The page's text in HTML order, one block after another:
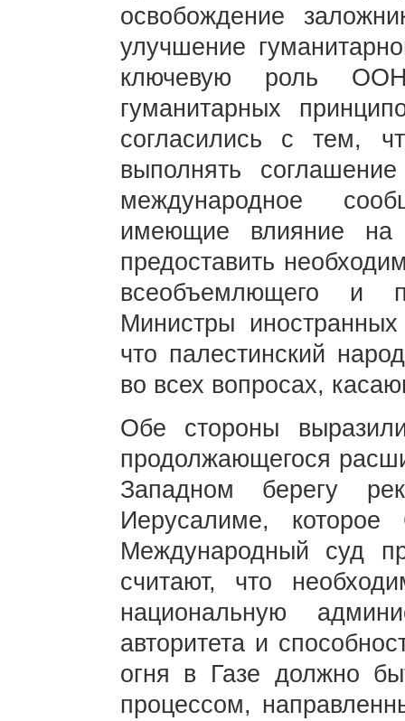
освобождение
улучшение
ключевую роль
гуманитарных
согласились с тем,
выполнять
международное
имеющие влияние на
предоставить
всеобъемлющего и
Министры
что палестинский
во всех вопросах,
Обе стороны
продолжающегося
Западном берегу
Иерусалиме,
Международный суд
считают, что
национальную
авторитета и
огня в Газе должно
процессом,